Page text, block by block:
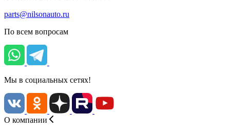
parts@nilsonauto.ru
По всем вопросам
Мы в социальных сетях!
О компании